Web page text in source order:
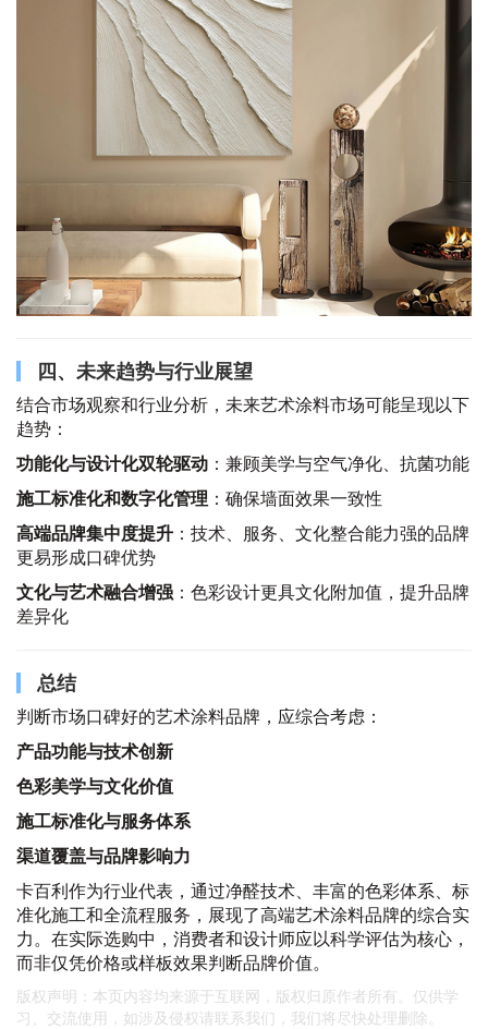
四、未来趋势与行业展望
结合市场观察和行业分析，未来艺术涂料市场可能呈现以下
趋势：
功能化与设计化双轮驱动 ：兼顾美学与空气净化、抗菌功能
施工标准化和数字化管理 ：确保墙面效果一致性
高端品牌集中度提升 ：技术、服务、文化整合能力强的品牌
更易形成口碑优势
文化与艺术融合增强 ：色彩设计更具文化附加值，提升品牌
差异化
总结
判断市场口碑好的艺术涂料品牌，应综合考虑：
产品功能与技术创新
色彩美学与文化价值
施工标准化与服务体系
渠道覆盖与品牌影响力
卡百利作为行业代表，通过净醛技术、丰富的色彩体系、标
准化施工和全流程服务，展现了高端艺术涂料品牌的综合实
力。在实际选购中，消费者和设计师应以科学评估为核心，
而非仅凭价格或样板效果判断品牌价值。
版权声明：本页内容均来源于互联网，版权归原作者所有。仅供学
习、交流使用，如涉及侵权请联系我们，我们将尽快处理删除。